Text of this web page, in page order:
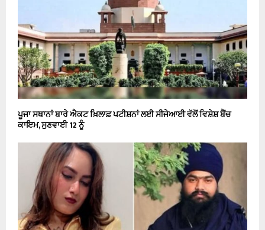
ਪੂਜਾ ਸਥਾਨਾਂ ਬਾਰੇ ਐਕਟ ਖ਼ਿਲਾਫ਼ ਪਟੀਸ਼ਨਾਂ ਲਈ ਸੀਜੇਆਈ ਵੱਲੋਂ ਵਿਸ਼ੇਸ਼ ਬੈਂਚ
ਕਾਇਮ, ਸੁਣਵਾਈ 12 ਨੂੰ